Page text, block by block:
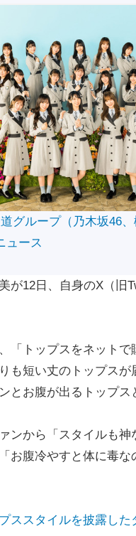
道グループ（乃木坂46
ュース
が12日、自身のX（旧
「トップスをネットで
も短い丈のトップス
とお腹が出るトップ
ンから「スタイルも神
お腹冷やすと体に毒
ススタイルを披露した